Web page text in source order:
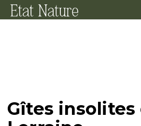
Gîtes insolites